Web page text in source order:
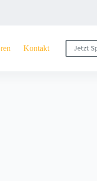
Kontakt Jetzt